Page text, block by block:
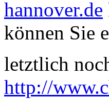
hannover.de
können Sie
letztlich
http://